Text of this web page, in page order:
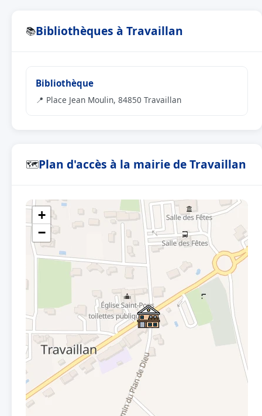
📚Bibliothèques à Travaillan
Bibliothèque
📍 Place Jean Moulin, 84850 Travaillan
🗺Plan d'accès à la mairie de Travaillan
+
−